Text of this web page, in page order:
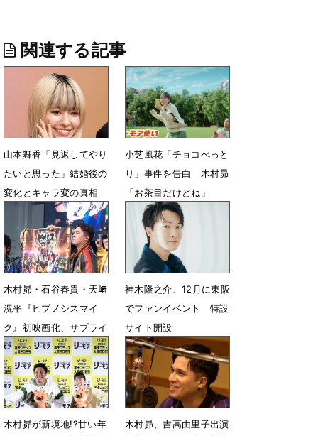
関連する記事
山本舞香「見返してやり
たいと思った」結婚後の
変化とキャラ変の真相
赤裸々告白にびっくり
9月3日 07時56分
小芝風花「チョコべっと
り」事件を告白 木村昴
「お茶目だけどね」
8月11日 07時00分
木村昴・石谷春貴・天﨑
滉平『ヒプノシスマイ
ク』初映画化、サプライ
ズ発表で大歓声
11月10日 17時32分
神木隆之介、12月に東阪
でファンイベント 特設
サイト開設
10月1日 08時24分
木村昴が新境地!?甘い年
木村昴、吉高由里子出演